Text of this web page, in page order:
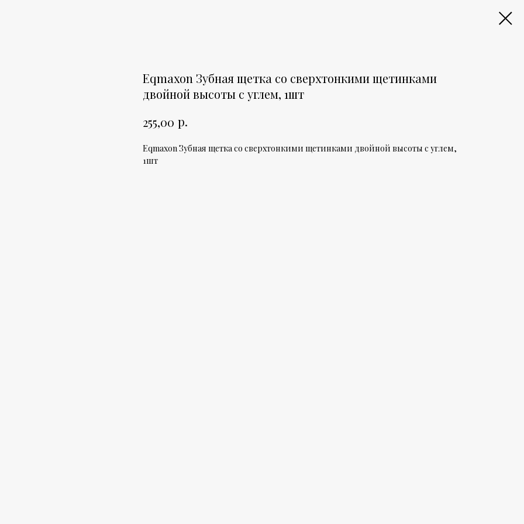
Eqmaxon Зубная щетка со сверхтонкими щетинками
двойной высоты c углем, 1шт
255,00 р.
Eqmaxon Зубная щетка со сверхтонкими щетинками двойной высоты c углем,
1шт